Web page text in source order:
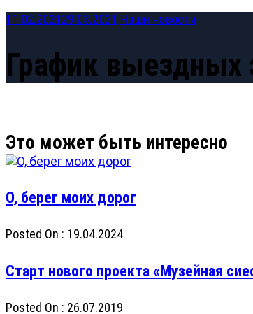
11.02.202129.03.2021 Наши новости
График выездных
О, берег моих дорог
Posted On : 19.04.2024
Старт нового проекта «Музейная
Posted On : 26.07.2019